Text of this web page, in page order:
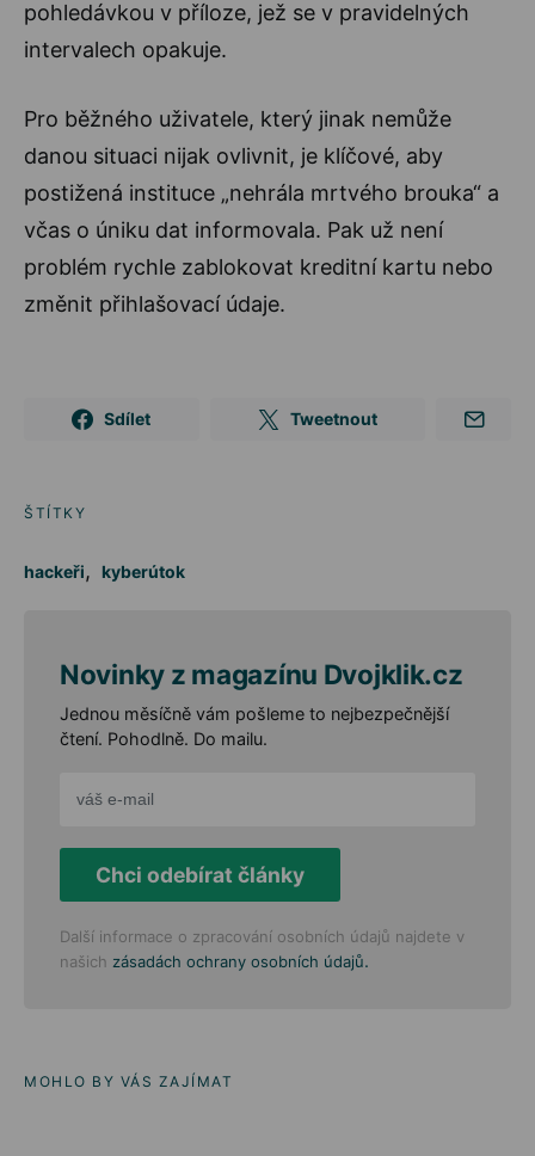
pohledávkou v příloze, jež se v pravidelných
intervalech opakuje.
Pro běžného uživatele, který jinak nemůže
danou situaci nijak ovlivnit, je klíčové, aby
postižená instituce „nehrála mrtvého brouka“ a
včas o úniku dat informovala. Pak už není
problém rychle zablokovat kreditní kartu nebo
změnit přihlašovací údaje.
Sdílet Tweetnout
ŠTÍTKY
hackeři, kyberútok
Novinky z magazínu Dvojklik.cz
Jednou měsíčně vám pošleme to nejbezpečnější
čtení. Pohodlně. Do mailu.
Chci odebírat články
Další informace o zpracování osobních údajů najdete v
našich zásadách ochrany osobních údajů.
MOHLO BY VÁS ZAJÍMAT